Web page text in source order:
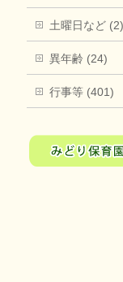
土曜日など (2)
異年齢 (24)
行事等 (401)